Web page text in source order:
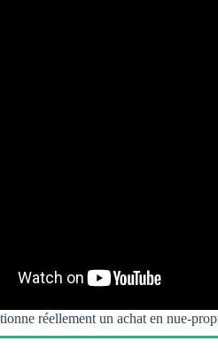
réellement un achat en nue-